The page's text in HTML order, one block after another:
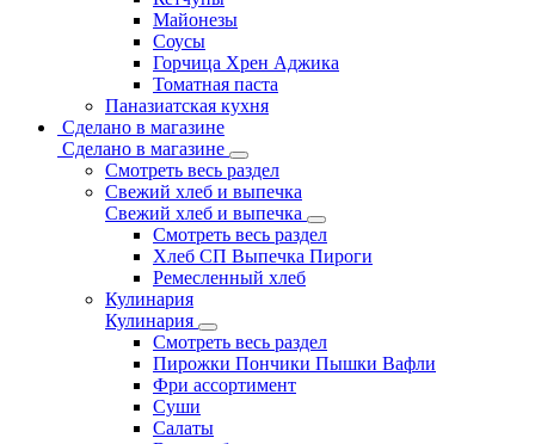
Майонезы
Соусы
Горчица Хрен Аджика
Томатная паста
Паназиатская кухня
Сделано в магазине
Сделано в магазине
Смотреть весь раздел
Свежий хлеб и выпечка
Свежий хлеб и выпечка
Смотреть весь раздел
Хлеб СП Выпечка Пироги
Ремесленный хлеб
Кулинария
Кулинария
Смотреть весь раздел
Пирожки Пончики Пышки Вафли
Фри ассортимент
Суши
Салаты